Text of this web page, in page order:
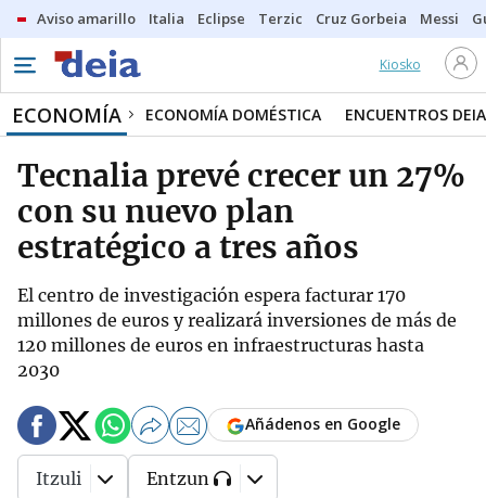
Aviso amarillo Italia Eclipse Terzic Cruz Gorbeia Messi
Kiosko
ECONOMÍA ECONOMÍA DOMÉSTICA ENCUENTROS DEIA
Tecnalia prevé crecer un 27%
con su nuevo plan
estratégico a tres años
El centro de investigación espera facturar 170
millones de euros y realizará inversiones de más de
120 millones de euros en infraestructuras hasta
2030
Añádenos en Google
Itzuli Entzun